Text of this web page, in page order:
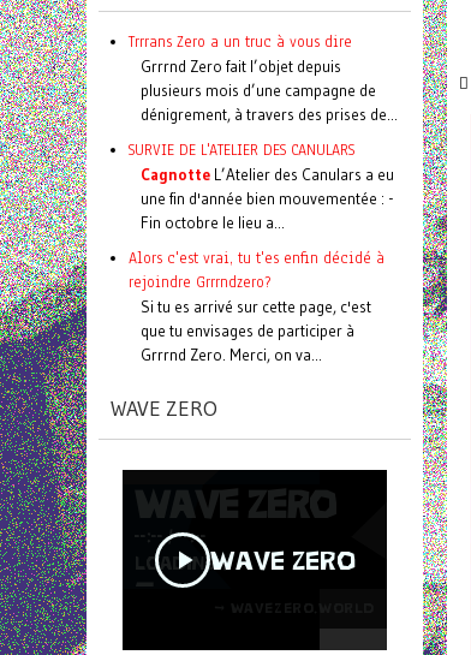
Trrrans Zero a un truc à vous dire
Grrrnd Zero fait l’objet depuis
plusieurs mois d’une campagne de
dénigrement, à travers des prises de...
SURVIE DE L'ATELIER DES CANULARS
Cagnotte L’Atelier des Canulars a eu
une fin d'année bien mouvementée : -
Fin octobre le lieu a...
Alors c'est vrai, tu t'es enfin décidé à
rejoindre Grrrndzero?
Si tu es arrivé sur cette page, c'est
que tu envisages de participer à
Grrrnd Zero. Merci, on va...
WAVE ZERO